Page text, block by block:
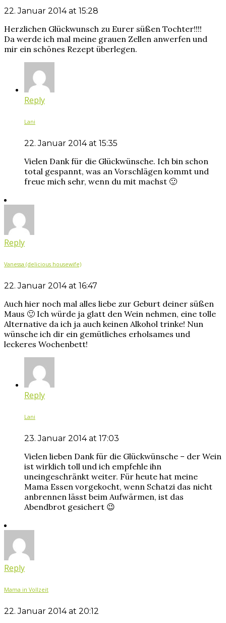
22. Januar 2014 at 15:28
Herzlichen Glückwunsch zu Eurer süßen Tochter!!!!
Da werde ich mal meine grauen Zellen anwerfen und
mir ein schönes Rezept überlegen.
Reply
Lani
22. Januar 2014 at 15:35
Vielen Dank für die Glückwünsche. Ich bin schon
total gespannt, was an Vorschlägen kommt und
freue mich sehr, wenn du mit machst 🙂
Reply
Vanessa (delicious housewife)
22. Januar 2014 at 16:47
Auch hier noch mal alles liebe zur Geburt deiner süßen
Maus 🙂 Ich würde ja glatt den Wein nehmen, eine tolle
Alternative da ich ja auch keinen Alkohol trinke! Nun
wünsche ich dir ein gemütliches erholsames und
leckeres Wochenbett!
Reply
Lani
23. Januar 2014 at 17:03
Vielen lieben Dank für die Glückwünsche – der Wein
ist wirklich toll und ich empfehle ihn
uneingeschränkt weiter. Für heute hat meine
Mama Essen vorgekocht, wenn Schatzi das nicht
anbrennen lässt beim Aufwärmen, ist das
Abendbrot gesichert 😉
Reply
Mama in Vollzeit
22. Januar 2014 at 20:12